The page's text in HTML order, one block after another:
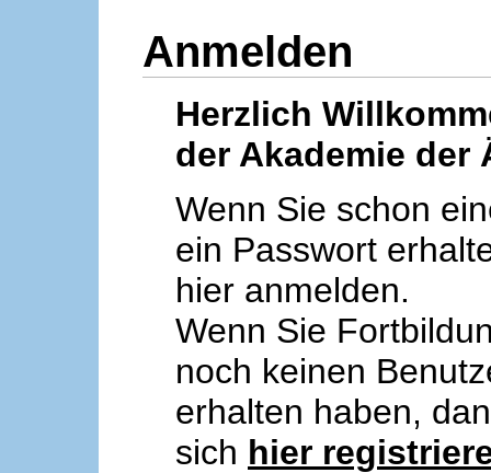
Anmelden
Herzlich
der Akademie der
Wenn Sie schon
ein Passwort
hier anmelden.
Wenn Sie
noch keinen
erhalten haben,
sich hier